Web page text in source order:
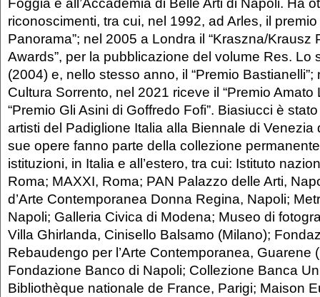
riconoscimenti, tra cui, nel 1992, ad Arles, il
Panorama”; nel 2005 a Londra il “Kraszna/Krausz
Awards”, per la pubblicazione del volume Res. Lo
(2004) e, nello stesso anno, il “Premio
Cultura Sorrento, nel 2021 riceve il “Premio Amato
“Premio Gli Asini di Goffredo Fofi”. Biasiucci è
artisti del Padiglione Italia alla Biennale di Venezia
sue opere fanno parte della collezione
istituzioni, in Italia e all’estero, tra cui: Istituto
Roma; MAXXI, Roma; PAN Palazzo delle Arti,
d’Arte Contemporanea Donna Regina, Napoli;
Napoli; Galleria Civica di Modena; Museo di
Villa Ghirlanda, Cinisello Balsamo (Milano);
Rebaudengo per l’Arte Contemporanea, Guarene
Fondazione Banco di Napoli; Collezione Banca
Bibliothèque nationale de France, Parigi; Maison